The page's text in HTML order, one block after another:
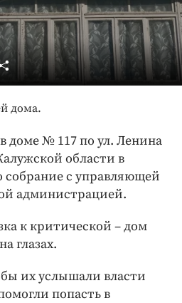
дома.
доме № 117 по ул. Ленина
области в
с управляющей
администрацией.
к критической – дом
глазах.
их услышали власти
попасть в